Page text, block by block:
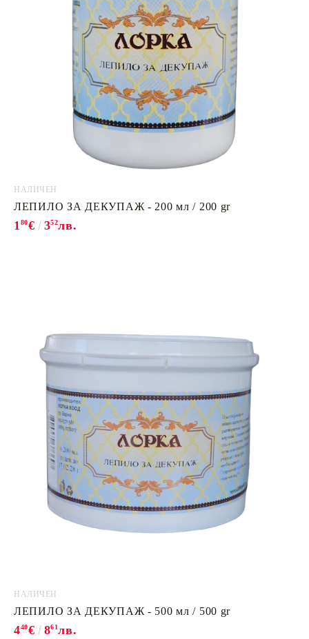
НАЛИЧЕН
ЛЕПИЛО ЗА ДЕКУПАЖ - 200 мл / 200 gr
1 80€ 352лв.
НАЛИЧЕН
ЛЕПИЛО ЗА ДЕКУПАЖ - 500 мл / 500 gr
440€ 861лв.